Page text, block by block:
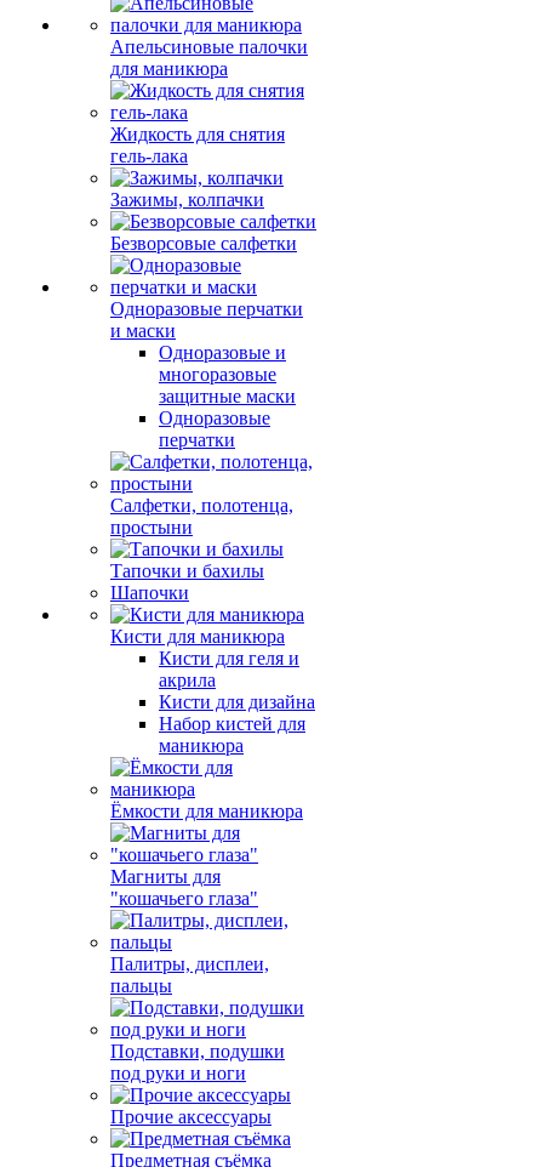
Апельсиновые палочки
для маникюра
Жидкость для снятия
гель-лака
Зажимы, колпачки
Безворсовые салфетки
Одноразовые перчатки
и маски
Одноразовые и
многоразовые
защитные маски
Одноразовые
перчатки
Салфетки, полотенца,
простыни
Тапочки и бахилы
Шапочки
Кисти для маникюра
Кисти для геля и
акрила
Кисти для дизайна
Набор кистей для
маникюра
Ёмкости для маникюра
Магниты для
"кошачьего глаза"
Палитры, дисплеи,
пальцы
Подставки, подушки
под руки и ноги
Прочие аксессуары
Предметная съёмка